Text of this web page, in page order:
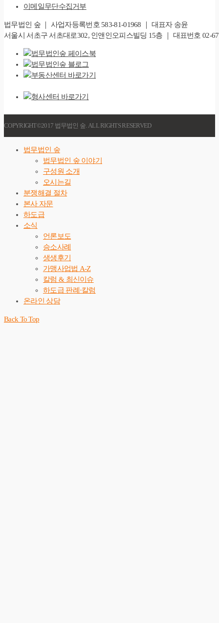
이메일무단수집거부
법무법인 숲 ｜ 사업자등록번호 583-81-01968 ｜ 대표자 송윤
서울시 서초구 서초대로302, 인앤인오피스빌딩 15층 ｜ 대표번호 02-
COPYRIGHT©2017 법무법인 숲. ALL RIGHTS RESERVED
법무법인 숲
법무법인 숲 이야기
구성원 소개
오시는길
분쟁해결 절차
본사 자문
하도급
소식
언론보도
승소사례
생생후기
가맹사업법 A-Z
칼럼 & 최신이슈
하도급 판례·칼럼
온라인 상담
Back To Top